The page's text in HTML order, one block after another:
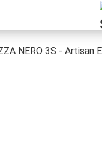
NERO 3S - Artisan